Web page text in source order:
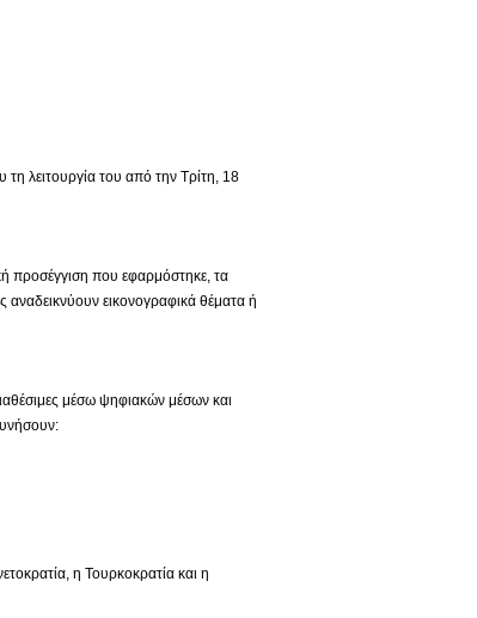
λειτουργία του από την Τρίτη, 18
προσέγγιση που εφαρμόστηκε, τα
εικονογραφικά θέματα ή
μέσω ψηφιακών μέσων και
η Τουρκοκρατία και η